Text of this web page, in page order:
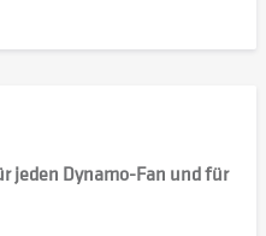
jeden Dynamo-Fan und für